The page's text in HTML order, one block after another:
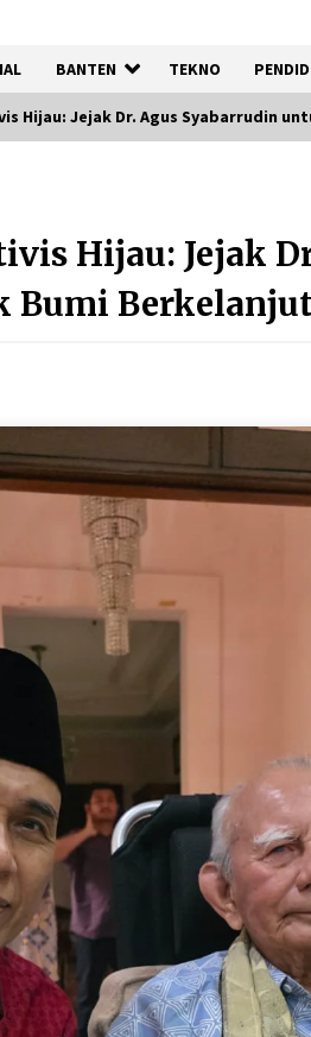
BANTEN TEKNO
6
Fiktif,
Kargo
Majelis
Logo
5
Hijau: Jejak Dr. Agus Syabarrudin
Hijau: Jejak
Bumi